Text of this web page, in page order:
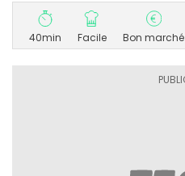
40min Facile Bon marché